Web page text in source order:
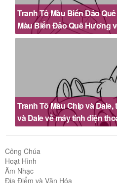
Tranh Tô Màu Biển Đảo
Màu Biển Đảo Quê Hương
Tranh Tô Màu Chip và
và Dale về máy tính điện
Công Chúa
Hoạt Hình
Âm Nhạc
Địa Điểm và Văn Hóa